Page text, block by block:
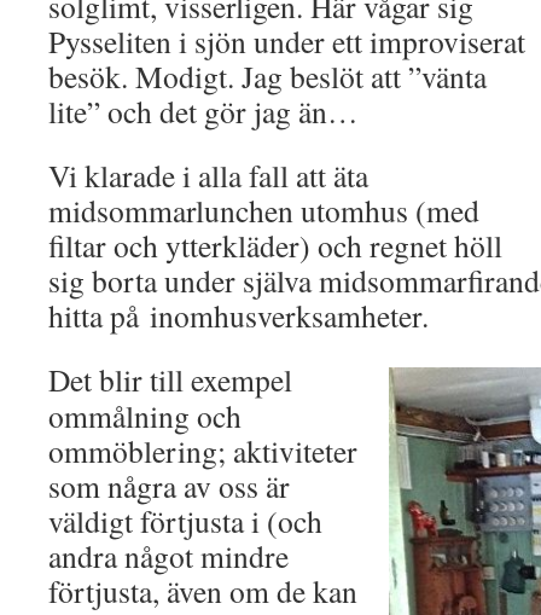
Pysseliten i sjön under ett improviserat
besök. Modigt. Jag beslöt att ”vänta
lite” och det gör jag än…
Vi klarade i alla fall att äta
midsommarlunchen utomhus (med
filtar och ytterkläder) och regnet höll
sig borta under själva
hitta på inomhusverksamheter.
Det blir till exempel
ommålning och
ommöblering; aktiviteter
som några av oss är
väldigt förtjusta i (och
andra något mindre
förtjusta, även om de kan